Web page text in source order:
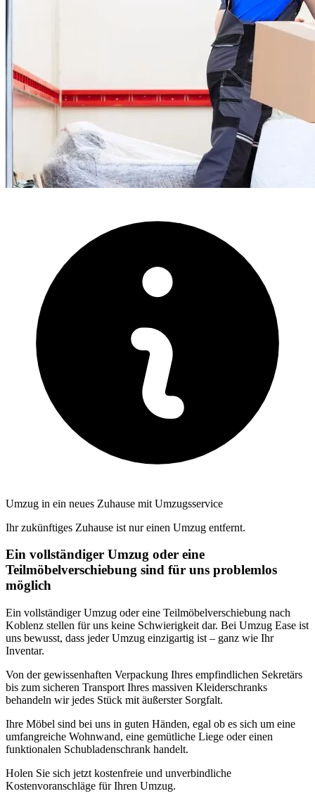
Umzug in ein neues Zuhause mit Umzugsservice
Ihr zukünftiges Zuhause ist nur einen Umzug entfernt.
Ein vollständiger Umzug oder eine
Teilmöbelverschiebung sind für uns problemlos
möglich
Ein vollständiger Umzug oder eine Teilmöbelverschiebung nach
Koblenz stellen für uns keine Schwierigkeit dar. Bei Umzug Ease ist
uns bewusst, dass jeder Umzug einzigartig ist – ganz wie Ihr
Inventar.
Von der gewissenhaften Verpackung Ihres empfindlichen Sekretärs
bis zum sicheren Transport Ihres massiven Kleiderschranks
behandeln wir jedes Stück mit äußerster Sorgfalt.
Ihre Möbel sind bei uns in guten Händen, egal ob es sich um eine
umfangreiche Wohnwand, eine gemütliche Liege oder einen
funktionalen Schubladenschrank handelt.
Holen Sie sich jetzt kostenfreie und unverbindliche
Kostenvoranschläge für Ihren Umzug.